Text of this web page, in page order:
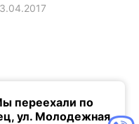
переехали по
ул. Молодежная,